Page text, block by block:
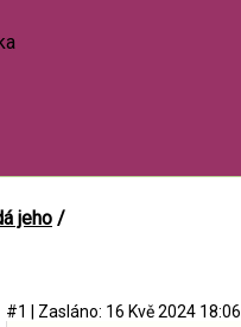
jeho /
#1 Zasláno: 16 Kvě 2024 18:06